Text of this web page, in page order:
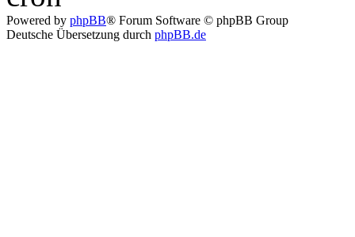
Powered by phpBB® Forum Software © phpBB Group
Deutsche Übersetzung durch phpBB.de